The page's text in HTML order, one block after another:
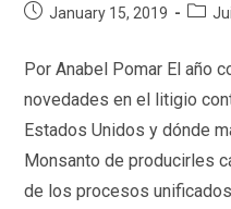
PostJanuary 15, 2019
Post
Por Anabel Pomar El año
novedades en el litigio
Estados Unidos y dónde
Monsanto de producirles
de los procesos